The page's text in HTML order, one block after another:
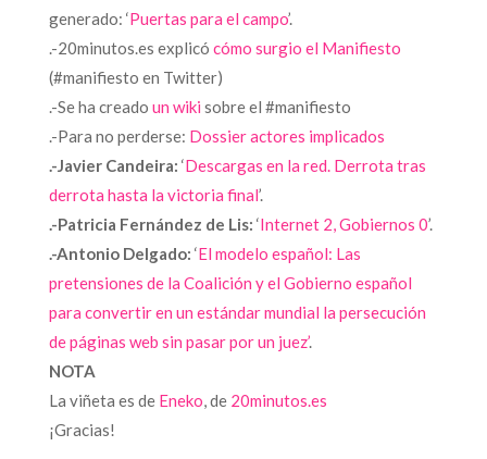
generado: ‘Puertas para el campo’.
.-20minutos.es explicó cómo surgio el Manifiesto
(#manifiesto en Twitter)
.-Se ha creado un wiki sobre el #manifiesto
.-Para no perderse: Dossier actores implicados
.-Javier Candeira: ‘Descargas en la red. Derrota tras
derrota hasta la victoria final’.
.-Patricia Fernández de Lis: ‘Internet 2, Gobiernos 0’.
.-Antonio Delgado: ‘El modelo español: Las
pretensiones de la Coalición y el Gobierno español
para convertir en un estándar mundial la persecución
de páginas web sin pasar por un juez’.
NOTA
La viñeta es de Eneko, de20minutos.es
¡Gracias!